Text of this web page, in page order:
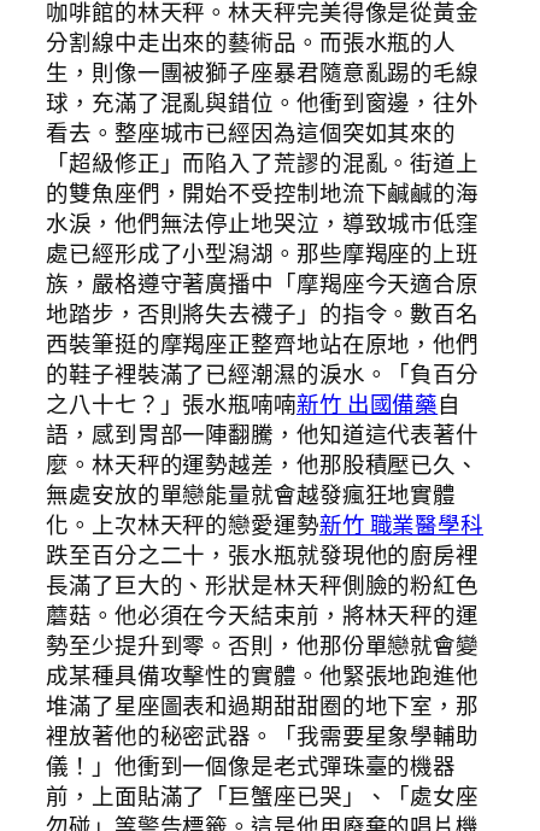
咖啡館的林天秤。林天秤完美得像是從黃金
分割線中走出來的藝術品。而張水瓶的人
生，則像一團被獅子座暴君隨意亂踢的毛線
球，充滿了混亂與錯位。他衝到窗邊，往外
看去。整座城市已經因為這個突如其來的
「超級修正」而陷入了荒謬的混亂。街道上
的雙魚座們，開始不受控制地流下鹹鹹的海
水淚，他們無法停止地哭泣，導致城市低窪
處已經形成了小型潟湖。那些摩羯座的上班
族，嚴格遵守著廣播中「摩羯座今天適合原
地踏步，否則將失去襪子」的指令。數百名
西裝筆挺的摩羯座正整齊地站在原地，他們
的鞋子裡裝滿了已經潮濕的淚水。「負百分
之八十七？」張水瓶喃喃新竹 出國備藥自
語，感到胃部一陣翻騰，他知道這代表著什
麼。林天秤的運勢越差，他那股積壓已久、
無處安放的單戀能量就會越發瘋狂地實體
化。上次林天秤的戀愛運勢新竹 職業醫學科
跌至百分之二十，張水瓶就發現他的廚房裡
長滿了巨大的、形狀是林天秤側臉的粉紅色
蘑菇。他必須在今天結束前，將林天秤的運
勢至少提升到零。否則，他那份單戀就會變
成某種具備攻擊性的實體。他緊張地跑進他
堆滿了星座圖表和過期甜甜圈的地下室，那
裡放著他的秘密武器。「我需要星象學輔助
儀！」他衝到一個像是老式彈珠臺的機器
前，上面貼滿了「巨蟹座已哭」、「處女座